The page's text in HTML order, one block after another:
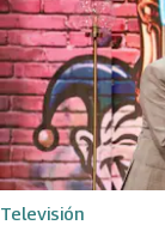
Televisión